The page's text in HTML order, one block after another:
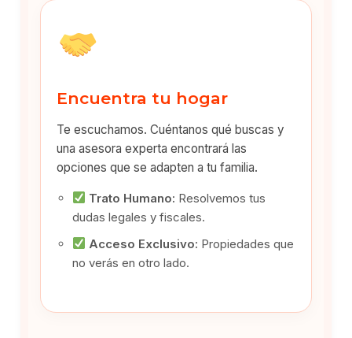
Encuentra tu hogar
Te escuchamos. Cuéntanos qué buscas y
una asesora experta encontrará las
opciones que se adapten a tu familia.
Trato Humano: Resolvemos tus
dudas legales y fiscales.
Acceso Exclusivo: Propiedades que
no verás en otro lado.